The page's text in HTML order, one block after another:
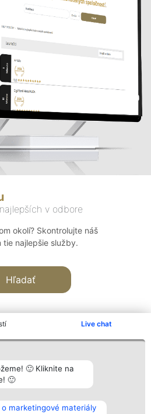
Live chat
🙂 Kliknite na
🙂
marketingové materiály
v odbore
okolí? Skontrolujte náš
najlepšie služby.
Hľadať
Hodnotenie
Laureáti
Lista
Laureatów
Podmienky
Kontakt
Kontakt